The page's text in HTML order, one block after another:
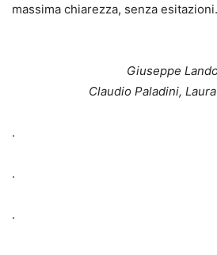
massima chiarezza, senza esitazioni.
Giuseppe
Claudio Paladini,
.
.
.